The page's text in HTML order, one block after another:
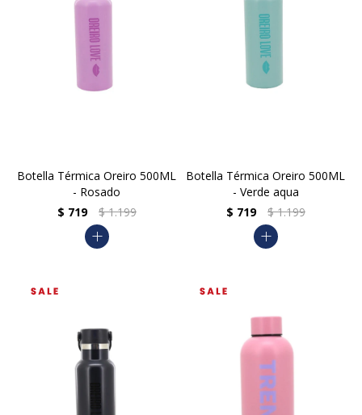
Botella Térmica Oreiro 500ML
- Rosado
$ 719 $ 1.199
add
Botella Térmica Oreiro 500ML
- Verde aqua
$ 719 $ 1.199
add